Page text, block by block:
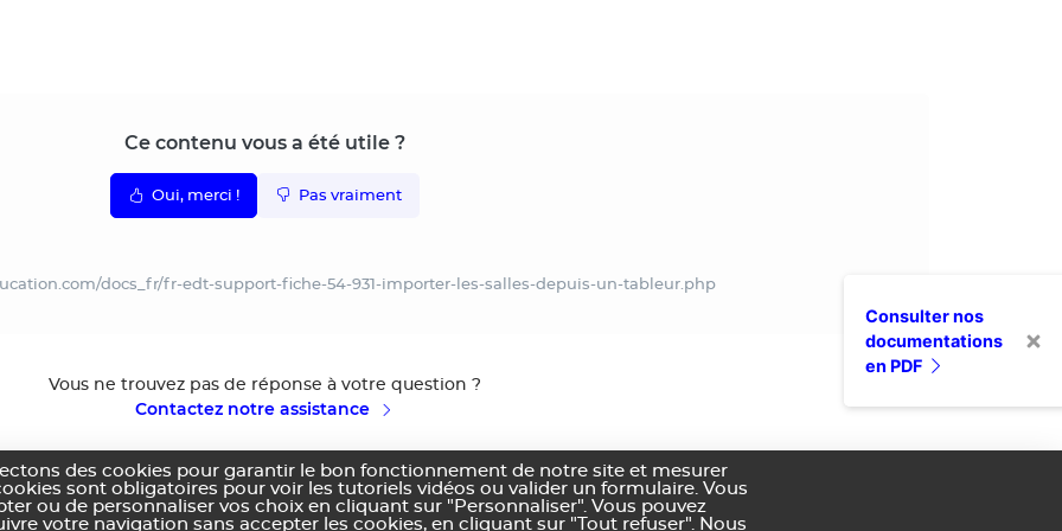
Ce contenu vous a été utile ?
Oui, merci ! Pas vraiment
docs_fr/fr-edt-support-fiche-54-931-importer-les-salles-depuis-un-tableur.php
Vous ne trouvez pas de réponse à votre question ?
Contactez notre assistance
Consulter nos
documentations
en PDF
des cookies pour garantir le bon fonctionnement de notre site et mesurer
sont obligatoires pour voir les tutoriels vidéos ou valider un formulaire. Vous
ou de personnaliser vos choix en cliquant sur "Personnaliser". Vous pouvez
votre navigation sans accepter les cookies, en cliquant sur "Tout refuser". Nous